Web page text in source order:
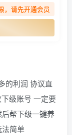
，请先开通会员
的利润 协议直
级账号 一定要
帮下级一键养
简单